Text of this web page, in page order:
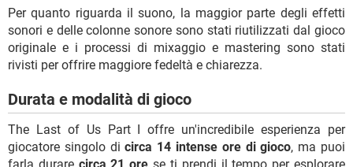
Per quanto riguarda il suono, la maggior parte degli effetti
sonori e delle colonne sonore sono stati riutilizzati dal gioco
originale e i processi di mixaggio e mastering sono stati
rivisti per offrire maggiore fedeltà e chiarezza.
Durata e modalità di gioco
The Last of Us Part I offre un'incredibile esperienza per
giocatore singolo dicirca 14 intense ore di gioco, ma puoi